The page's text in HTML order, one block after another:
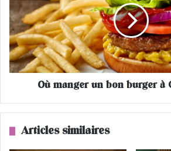
h
d
:
s
e
a
n
g
e
r
u
Où manger un bon burger à
Articles similaires